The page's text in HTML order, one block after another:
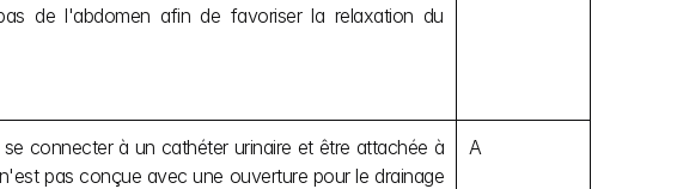
de l'abdomen afin de favoriser la relaxation du
connecter à un cathéter urinaire et être attachée à
pas conçue avec une ouverture pour le drainage
A